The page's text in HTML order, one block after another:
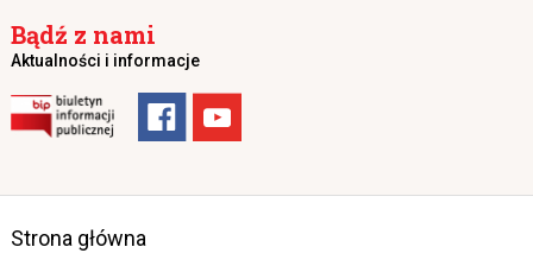
Bądź z nami
Aktualności i informacje
Strona główna